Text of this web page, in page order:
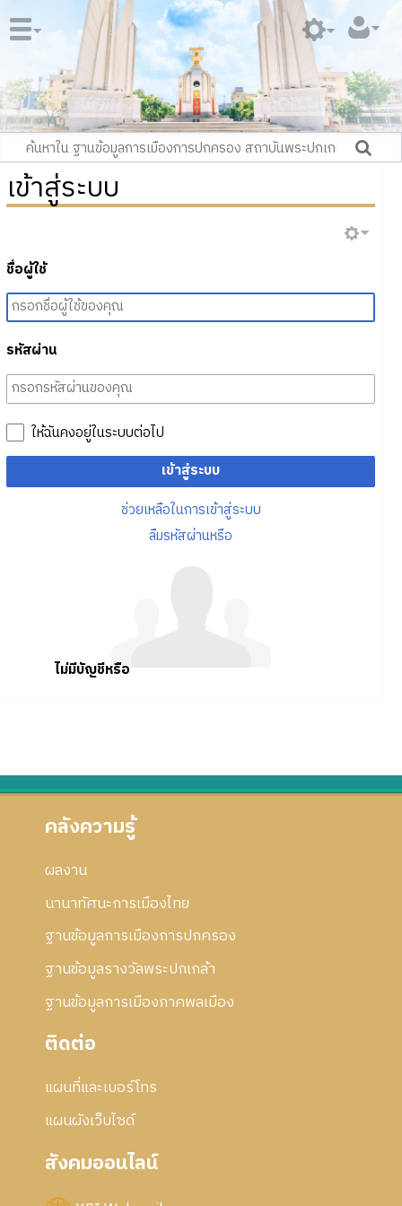
เข้าสู่ระบบ
ชื่อผู้ใช้
รหัสผ่าน
ให้ฉันคงอยู่ในระบบต่อไป
เข้าสู่ระบบ
ช่วยเหลือในการเข้าสู่ระบบ
ลืมรหัสผ่านหรือ
ไม่มีบัญชีหรือ
คลังความรู้
ผลงาน
นานาทัศนะการเมืองไทย
ฐานข้อมูลการเมืองการปกครอง
ฐานข้อมูลรางวัลพระปกเกล้า
ฐานข้อมูลการเมืองภาคพลเมือง
ติดต่อ
แผนที่และเบอร์โทร
แผนผังเว็บไซด์
สังคมออนไลน์